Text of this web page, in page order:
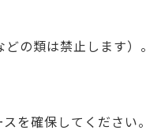
の類は禁止します）。
を確保してください。